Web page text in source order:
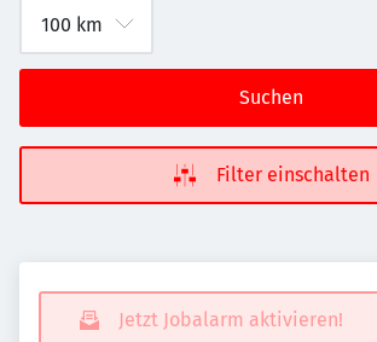
Suchen
Filter einschalten
Jetzt Jobalarm aktivieren!